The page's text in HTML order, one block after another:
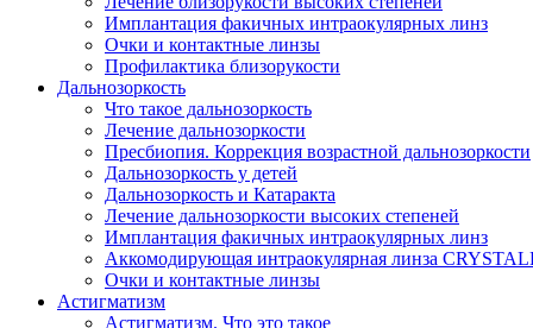
Имплантация факичных интраокулярных линз
Очки и контактные линзы
Профилактика близорукости
Дальнозоркость
Что такое дальнозоркость
Лечение дальнозоркости
Пресбиопия. Коррекция возрастной дальнозоркости
Дальнозоркость у детей
Дальнозоркость и Катаракта
Лечение дальнозоркости высоких степеней
Имплантация факичных интраокулярных линз
Аккомодирующая интраокулярная линза
Очки и контактные линзы
Астигматизм
Астигматизм. Что это такое